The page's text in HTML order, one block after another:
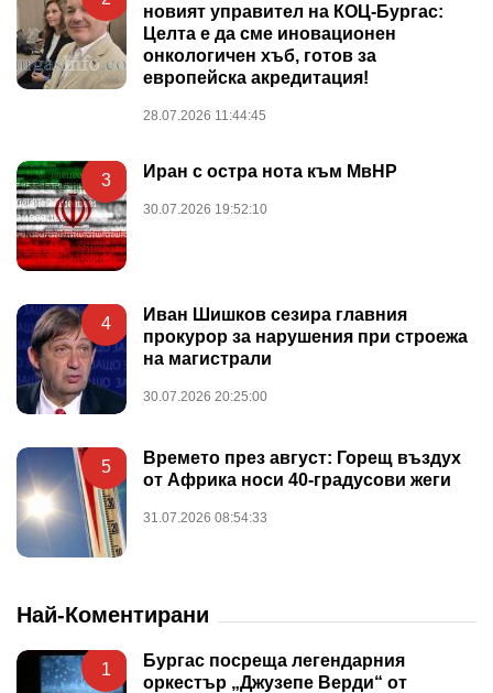
новият управител на КОЦ-Бургас:
Целта е да сме иновационен
онкологичен хъб, готов за
европейска акредитация!
28.07.2026 11:44:45
3 Иран с остра нота към МвНР
30.07.2026 19:52:10
4
Иван Шишков сезира главния
прокурор за нарушения при строежа
на магистрали
30.07.2026 20:25:00
5
Времето през август: Горещ въздух
от Африка носи 40-градусови жеги
31.07.2026 08:54:33
Най-Коментирани
1
Бургас посреща легендарния
оркестър „Джузепе Верди“ от